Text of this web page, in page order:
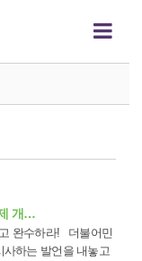
개…
사하는 발언을 내놓고